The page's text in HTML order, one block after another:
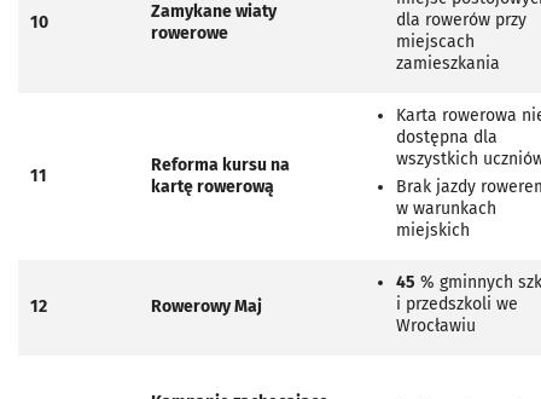
10
Zamykane wiaty
rowerowe
dla rowerów przy
miejscach
zamieszkania
11
Reforma kursu na
kartę rowerową
Karta rowerowa
dostępna dla
wszystkich
Brak jazdy
w warunkach
miejskich
12 Rowerowy Maj
45 % gminnych
i przedszkoli we
Wrocławiu